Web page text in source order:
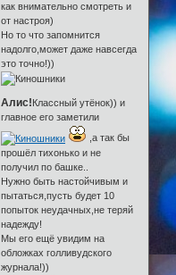
как внимательно смотреть и
от настроя)
Но то что запомнится
надолго,может даже навсегда
это точно!))
Алис!Классный утёнок)) и
главное его заметили
,а так бы
прошёл тихонько и не
получил по башке..
Нужно быть настойчивым и
пытаться,пусть будет 10
попыток неудачных,не теряй
надежду!
Мы его ещё увидим на
обложках голливудского
журнала!))